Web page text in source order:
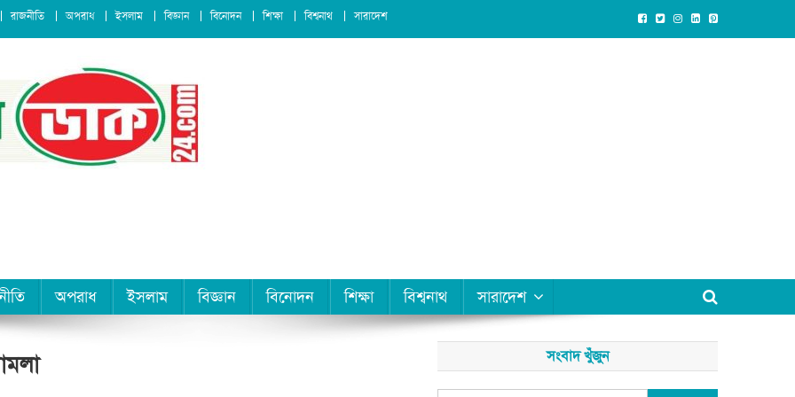
রাজনীতি অপরাধ ইসলাম বিজ্ঞান বিনোদন শিক্ষা বিশ্বনাথ সারাদেশ
অপরাধ ইসলাম বিজ্ঞান বিনোদন শিক্ষা বিশ্বনাথ সারাদেশ
সংবাদ খুঁজুন